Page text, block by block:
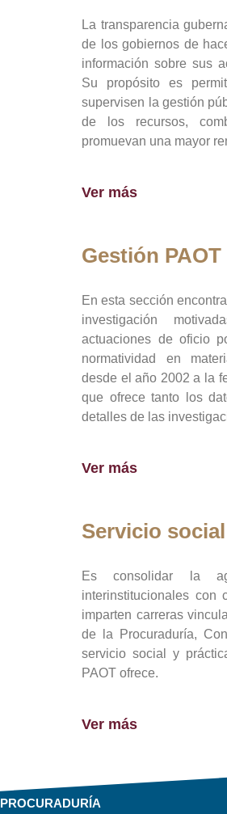
La transparencia
de los gobiernos de
información sobre sus
Su propósito es
supervisen la gestión
de los recursos,
promuevan una mayor
Ver más
Gestión PAOT
En esta sección
investigación
actuaciones de oficio
normatividad en
desde el año 2002 a la
que ofrece tanto los
detalles de las
Ver más
Servicio social
Es consolidar la
interinstitucionales con
imparten carreras
de la Procuraduría,
servicio social y
PAOT ofrece.
Ver más
PROCURADURÍA